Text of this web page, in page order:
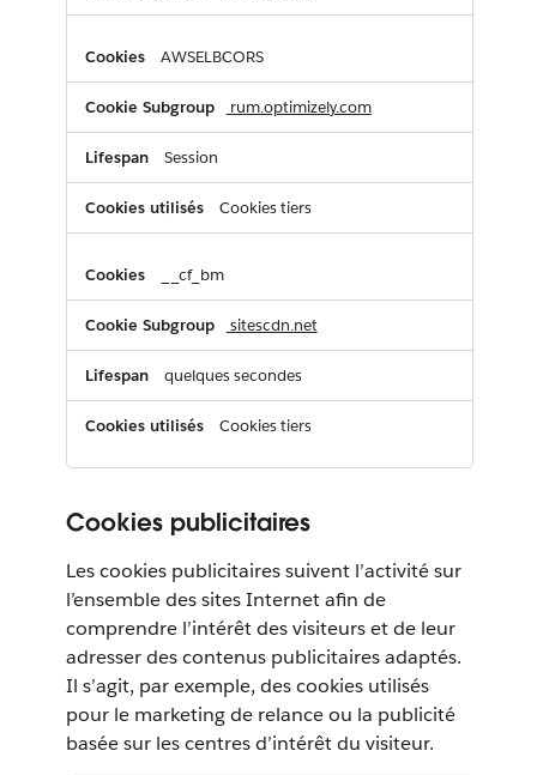
AWSELBCORS
rum.optimizely.com
Session
Cookies tiers
__cf_bm
sitescdn.net
quelques secondes
Cookies tiers
Cookies publicitaires
Les cookies publicitaires suivent l’activité sur
l’ensemble des sites Internet afin de
comprendre l’intérêt des visiteurs et de leur
adresser des contenus publicitaires adaptés.
Il s’agit, par exemple, des cookies utilisés
pour le marketing de relance ou la publicité
basée sur les centres d’intérêt du visiteur.